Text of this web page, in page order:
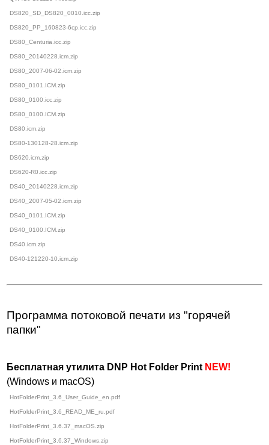
DS820_SD_DS820_0010.icc.zip
DS820_PP_160823-6cp.icc.zip
DS80_Centuria.icc.zip
DS80_20140228.icm.zip
DS80_2007-06-02.icm.zip
DS80_0101.ICM.zip
DS80_0100.icc.zip
DS80_0100.ICM.zip
DS80.icm.zip
DS80-130128-28.icm.zip
DS620.icm.zip
DS620-R0.icc.zip
DS40_20140228.icm.zip
DS40_2007-05-02.icm.zip
DS40_0101.ICM.zip
DS40_0100.ICM.zip
DS40.icm.zip
DS40-121220-10.icm.zip
Программа потоковой печати из "горячей
папки"
Бесплатная утилита DNP Hot Folder Print
(Windows и macOS)
HotFolderPrint_3.6_User_Guide_en.pdf
HotFolderPrint_3.6_READ_ME_ru.pdf
HotFolderPrint_3.6.37_macOS.zip
HotFolderPrint_3.6.37_Windows.zip